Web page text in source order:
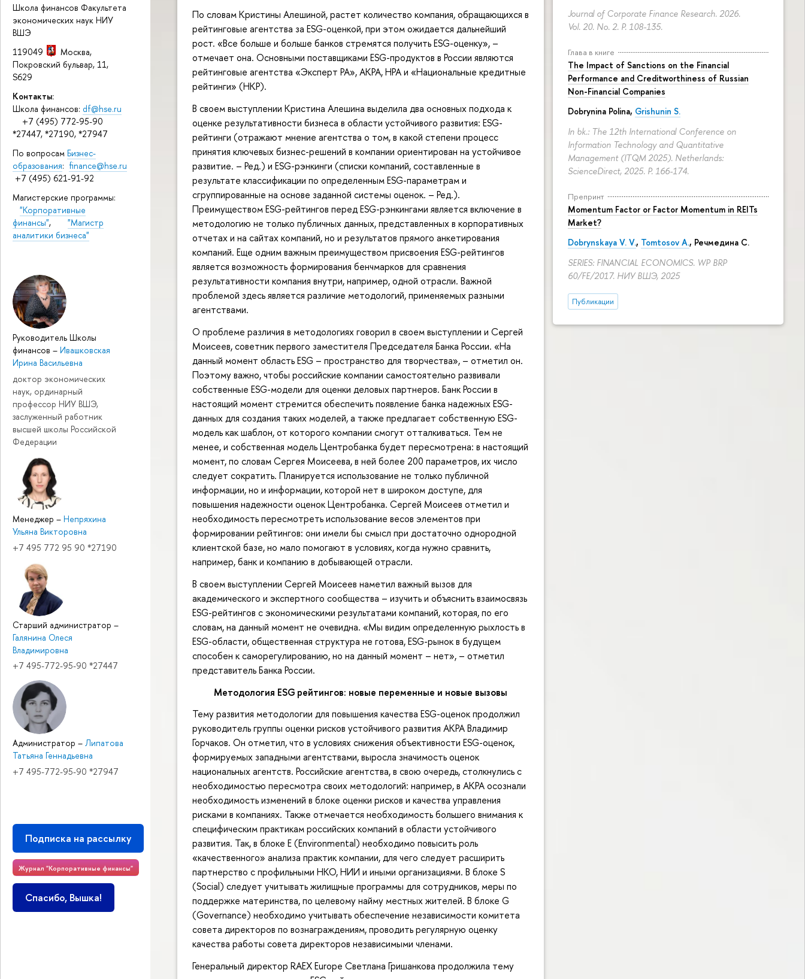
Школа финансов Факультета
экономических наук НИУ
ВШЭ
119049
Москва,
Покровский бульвар, 11,
S629
Контакты:
Школа финансов: df@hse.ru
+7 (495) 772-95-90
*27447, *27190, *27947
По вопросам Бизнес-
образования: finance@hse.ru
+7 (495) 621-91-92
Магистерские программы:
"Корпоративные
финансы", "Магистр
аналитики бизнеса"
Руководитель Школы
финансов – Ивашковская
Ирина Васильевна
доктор экономических
наук, ординарный
профессор НИУ ВШЭ,
заслуженный работник
высшей школы Российской
Федерации
Менеджер – Непряхина
Ульяна Викторовна
+7 495 772 95 90 *27190
Старший администратор –
Галянина Олеся
Владимировна
+7 495-772-95-90 *27447
Администратор – Липатова
Татьяна Геннадьевна
+7 495-772-95-90 *27947
Подписка на рассылку
Журнал "Корпоративные финансы"
Спасибо, Вышка!
Journal of Corporate Finance Research. 2026.
Vol. 20. No. 2. P. 108-135.
Глава в книге
The Impact of Sanctions on the Financial
Performance and Creditworthiness of Russian
Non-Financial Companies
Dobrynina Polina, Grishunin S.
In bk.: The 12th International Conference on
Information Technology and Quantitative
Management (ITQM 2025). Netherlands:
ScienceDirect, 2025. P. 166-174.
Препринт
Momentum Factor or Factor Momentum in REITs
Market?
Dobrynskaya V. V., Tomtosov A., Речмедина С.
SERIES: FINANCIAL ECONOMICS. WP BRP
60/FE/2017. НИУ ВШЭ, 2025
Публикации
По словам Кристины Алешиной, растет количество компания, обращающихся в
рейтинговые агентства за ESG-оценкой, при этом ожидается дальнейший
рост. «Все больше и больше банков стремятся получить ESG-оценку», –
отмечает она. Основными поставщиками ESG-продуктов в России являются
рейтинговые агентства «Эксперт РА», АКРА, НРА и «Национальные кредитные
рейтинги» (НКР).
В своем выступлении Кристина Алешина выделила два основных подхода к
оценке результативности бизнеса в области устойчивого развития: ESG-
рейтинги (отражают мнение агентства о том, в какой степени процесс
принятия ключевых бизнес-решений в компании ориентирован на устойчивое
развитие. – Ред.) и ESG-рэнкинги (списки компаний, составленные в
результате классификации по определенным ESG-параметрам и
сгруппированные на основе заданной системы оценок. – Ред.).
Преимуществом ESG-рейтингов перед ESG-рэнкингами является включение в
методологию не только публичных данных, представленных в корпоративных
отчетах и на сайтах компаний, но и результатов прямого анкетирования
компаний. Еще одним важным преимуществом присвоения ESG-рейтингов
является возможность формирования бенчмарков для сравнения
результативности компания внутри, например, одной отрасли. Важной
проблемой здесь является различие методологий, применяемых разными
агентствами.
О проблеме различия в методологиях говорил в своем выступлении и Сергей
Моисеев, советник первого заместителя Председателя Банка России. «На
данный момент область ESG – пространство для творчества», – отметил он.
Поэтому важно, чтобы российские компании самостоятельно развивали
собственные ESG-модели для оценки деловых партнеров. Банк России в
настоящий момент стремится обеспечить появление банка надежных ESG-
данных для создания таких моделей, а также предлагает собственную ESG-
модель как шаблон, от которого компании смогут отталкиваться. Тем не
менее, и собственная модель Центробанка будет пересмотрена: в настоящий
момент, по словам Сергея Моисеева, в ней более 200 параметров, их число
следует сократить. Планируется использование не только публичной
информации, но и информации, которой нет в широком доступе, для
повышения надежности оценок Центробанка. Сергей Моисеев отметил и
необходимость пересмотреть использование весов элементов при
формировании рейтингов: они имели бы смысл при достаточно однородной
клиентской базе, но мало помогают в условиях, когда нужно сравнить,
например, банк и компанию в добывающей отрасли.
В своем выступлении Сергей Моисеев наметил важный вызов для
академического и экспертного сообщества – изучить и объяснить взаимосвязь
ESG-рейтингов с экономическими результатами компаний, которая, по его
словам, на данный момент не очевидна. «Мы видим определенную рыхлость в
ESG-области, общественная структура не готова, ESG-рынок в будущем
способен к саморегулированию, но на данный момент – нет», – отметил
представитель Банка России.
Методология ESG рейтингов: новые переменные и новые вызовы
Тему развития методологии для повышения качества ESG-оценок продолжил
руководитель группы оценки рисков устойчивого развития АКРА Владимир
Горчаков. Он отметил, что в условиях снижения объективности ESG-оценок,
формируемых западными агентствами, выросла значимость оценок
национальных агентств. Российские агентства, в свою очередь, столкнулись с
необходимостью пересмотра своих методологий: например, в АКРА осознали
необходимость изменений в блоке оценки рисков и качества управления
рисками в компаниях. Также отмечается необходимость большего внимания к
специфическим практикам российских компаний в области устойчивого
развития. Так, в блоке E (Environmental) необходимо повысить роль
«качественного» анализа практик компании, для чего следует расширить
партнерство с профильными НКО, НИИ и иными организациями. В блоке S
(Social) следует учитывать жилищные программы для сотрудников, меры по
поддержке материнства, по целевому найму местных жителей. В блоке G
(Governance) необходимо учитывать обеспечение независимости комитета
совета директоров по вознаграждениям, проводить регулярную оценку
качества работы совета директоров независимыми членами.
Генеральный директор RAEX Europe Светлана Гришанкова продолжила тему